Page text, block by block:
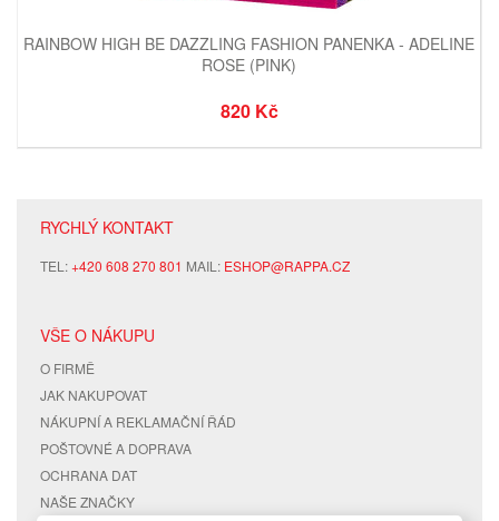
RAINBOW HIGH BE DAZZLING FASHION PANENKA - ADELINE
ROSE (PINK)
820 Kč
RYCHLÝ KONTAKT
TEL:+420 608 270 801 MAIL: ESHOP@RAPPA.CZ
VŠE O NÁKUPU
O FIRMĚ
JAK NAKUPOVAT
NÁKUPNÍ A REKLAMAČNÍ ŘÁD
POŠTOVNÉ A DOPRAVA
OCHRANA DAT
NAŠE ZNAČKY